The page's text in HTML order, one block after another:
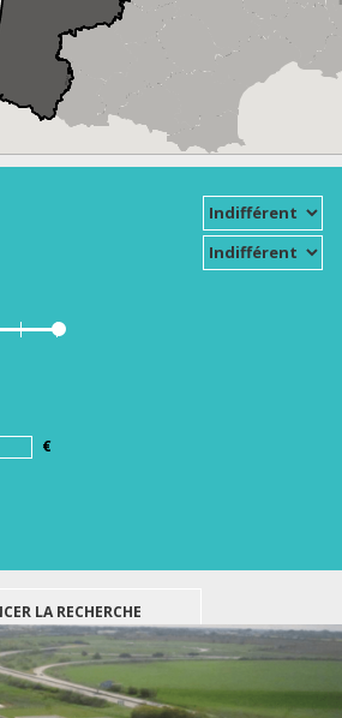
€
pour votre recherche.